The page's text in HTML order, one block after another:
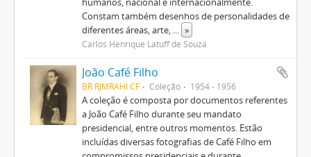
Constam também desenhos de personalidades de
diferentes áreas, arte, ... »
Carlos Henrique Latuff de Souza
João Café Filho
BR RJMRAHI CF Coleção 1954 - 1956
A coleção é composta por documentos referentes
a João Café Filho durante seu mandato
presidencial, entre outros momentos. Estão
incluídas diversas fotografias de Café Filho em